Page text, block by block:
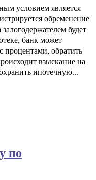
условием является
обременение
будет
банк может
процентами, обратить
взыскание на
ипотечную...
по